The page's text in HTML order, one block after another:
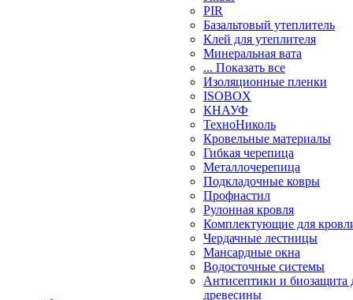
PIR
Базальтовый утеплитель
Клей для утеплителя
Минеральная вата
... Показать все
Изоляционные пленки
ISOBOX
КНАУФ
ТехноНиколь
Кровельные материалы
Гибкая черепица
Металлочерепица
Подкладочные ковры
Профнастил
Рулонная кровля
Комплектующие для
Чердачные лестницы
Мансардные окна
Водосточные системы
Антисептики и биозащита
древесины